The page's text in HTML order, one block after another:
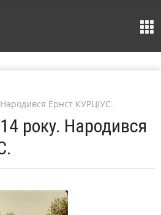
Ернст КУРЦІУС.
року. Народився